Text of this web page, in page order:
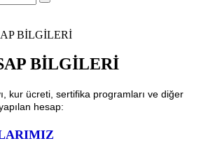
BİLGİLERİ
BİLGİLERİ
kur ücreti, sertifika programları ve diğer
hesap: